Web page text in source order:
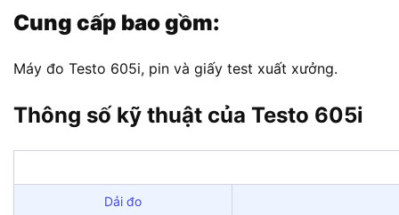
Cung cấp bao gồm:
Máy đo Testo 605i, pin và giấy test xuất xưởng.
Thông số kỹ thuật của Testo 605i
Dải đo